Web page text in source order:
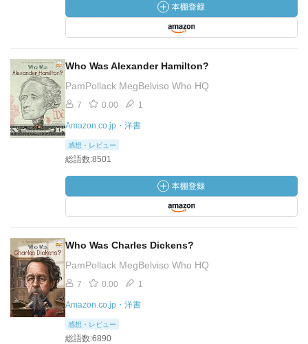
Who Was Alexander Hamilton?
PamPollack MegBelviso Who HQ
7 0.00 1
Amazon.co.jp・洋書
感想・レビュー
総語数:8501
Who Was Charles Dickens?
PamPollack MegBelviso Who HQ
7 0.00 1
Amazon.co.jp・洋書
感想・レビュー
総語数:6890